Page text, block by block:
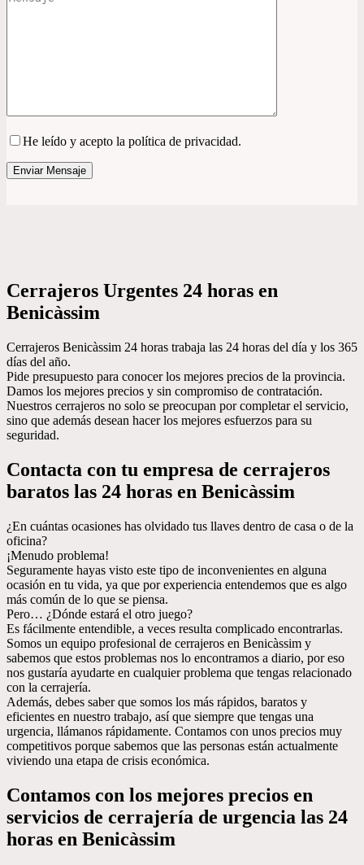
He leído y acepto la política de privacidad.
Cerrajeros Urgentes 24 horas en
Benicàssim
Cerrajeros Benicàssim 24 horas trabaja las 24 horas del día y los 365
días del año.
Pide presupuesto para conocer los mejores precios de la provincia.
Damos los mejores precios y sin compromiso de contratación.
Nuestros cerrajeros no solo se preocupan por completar el servicio,
sino que además desean hacer los mejores esfuerzos para su
seguridad.
Contacta con tu empresa de cerrajeros
baratos las 24 horas en Benicàssim
¿En cuántas ocasiones has olvidado tus llaves dentro de casa o de la
oficina?
¡Menudo problema!
Seguramente hayas visto este tipo de inconvenientes en alguna
ocasión en tu vida, ya que por experiencia entendemos que es algo
más común de lo que se piensa.
Pero… ¿Dónde estará el otro juego?
Es fácilmente entendible, a veces resulta complicado encontrarlas.
Somos un equipo profesional de cerrajeros en Benicàssim y
sabemos que estos problemas nos lo encontramos a diario, por eso
nos gustaría ayudarte en cualquier problema que tengas relacionado
con la cerrajería.
Además, debes saber que somos los más rápidos, baratos y
eficientes en nuestro trabajo, así que siempre que tengas una
urgencia, llámanos rápidamente. Contamos con unos precios muy
competitivos porque sabemos que las personas están actualmente
viviendo una etapa de crisis económica.
Contamos con los mejores precios en
servicios de cerrajería de urgencia las 24
horas en Benicàssim